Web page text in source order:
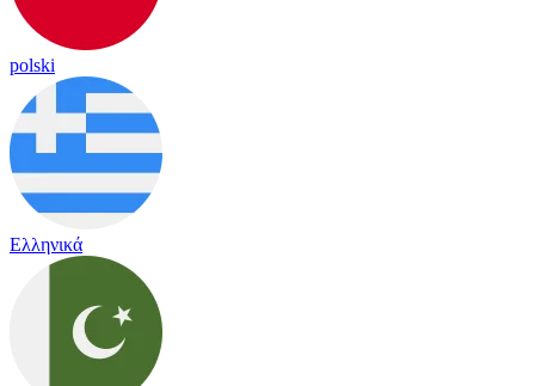
polski
Ελληνικά